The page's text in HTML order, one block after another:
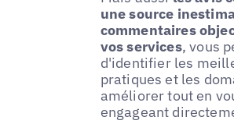
une source
commentaires
vos services, vous
d'identifier les
pratiques et les
améliorer tout en
engageant